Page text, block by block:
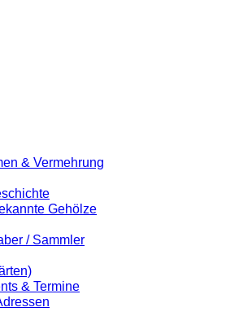
& Vermehrung
Gehölze
/ Sammler
& Termine